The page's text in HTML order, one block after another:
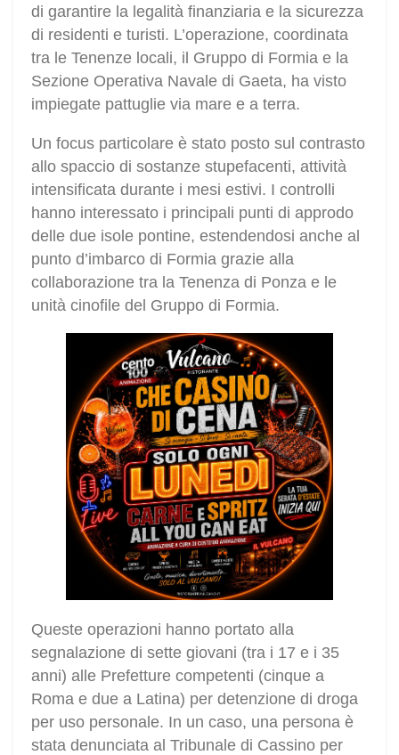
di garantire la legalità finanziaria e la sicurezza
di residenti e turisti. L’operazione, coordinata
tra le Tenenze locali, il Gruppo di Formia e la
Sezione Operativa Navale di Gaeta, ha visto
impiegate pattuglie via mare e a terra.
Un focus particolare è stato posto sul contrasto
allo spaccio di sostanze stupefacenti, attività
intensificata durante i mesi estivi. I controlli
hanno interessato i principali punti di approdo
delle due isole pontine, estendendosi anche al
punto d’imbarco di Formia grazie alla
collaborazione tra la Tenenza di Ponza e le
unità cinofile del Gruppo di Formia.
Queste operazioni hanno portato alla
segnalazione di sette giovani (tra i 17 e i 35
anni) alle Prefetture competenti (cinque a
Roma e due a Latina) per detenzione di droga
per uso personale. In un caso, una persona è
stata denunciata al Tribunale di Cassino per